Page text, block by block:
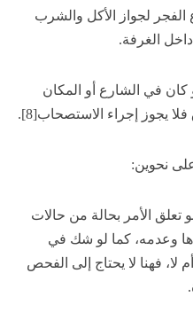
لجواز الأكل والشرب
الغرفة.
كان في الشارع أو المكان
يجوز إجراء الاستصحاب[8].
نحوين:
تعلق الأمر بحالة من حالات
وعدمه، كما لو شك في
فهنا لا يحتاج إلى الفحص